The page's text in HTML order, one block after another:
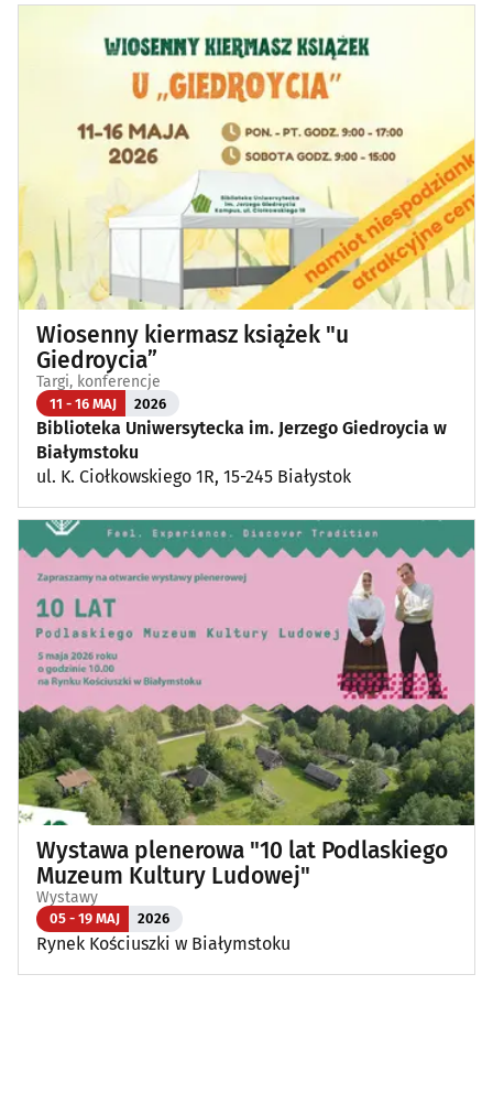
Wiosenny kiermasz książek "u
Giedroycia”
Targi, konferencje
11 - 16 MAJ 2026
Biblioteka Uniwersytecka im. Jerzego Giedroycia w
Białymstoku
ul. K. Ciołkowskiego 1R, 15-245 Białystok
Wystawa plenerowa "10 lat Podlaskiego
Muzeum Kultury Ludowej"
Wystawy
05 - 19 MAJ 2026
Rynek Kościuszki w Białymstoku